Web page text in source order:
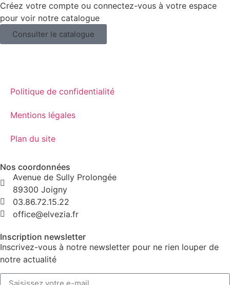
Créez votre compte ou connectez-vous à votre espace
pour voir notre catalogue
Consulter le catalogue
Politique de confidentialité
Mentions légales
Plan du site
Nos coordonnées
Avenue de Sully Prolongée
89300 Joigny
03.86.72.15.22
office@elvezia.fr
Inscription newsletter
Inscrivez-vous à notre newsletter pour ne rien louper de
notre actualité